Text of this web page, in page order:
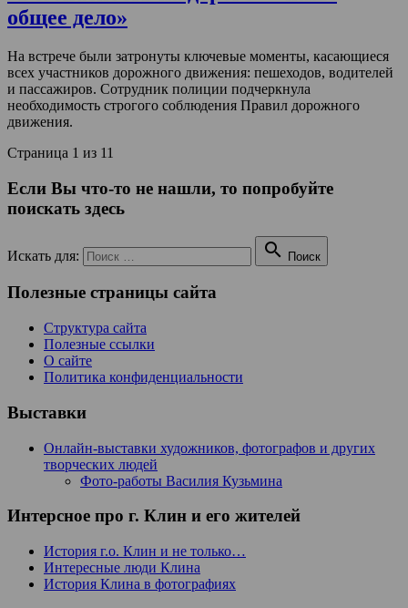
общее дело»
На встрече были затронуты ключевые моменты, касающиеся
всех участников дорожного движения: пешеходов, водителей
и пассажиров. Сотрудник полиции подчеркнула
необходимость строгого соблюдения Правил дорожного
движения.
Страница 1 из 11
Если Вы что-то не нашли, то попробуйте
поискать здесь
Искать для:  Поиск
Полезные страницы сайта
Структура сайта
Полезные ссылки
О сайте
Политика конфиденциальности
Выставки
Онлайн-выставки художников, фотографов и других
творческих людей
Фото-работы Василия Кузьмина
Интерсное про г. Клин и его жителей
История г.о. Клин и не только…
Интересные люди Клина
История Клина в фотографиях